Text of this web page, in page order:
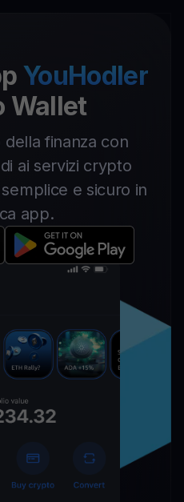
YouHodler
Wallet
finanza con
ai servizi crypto
e sicuro in
app.